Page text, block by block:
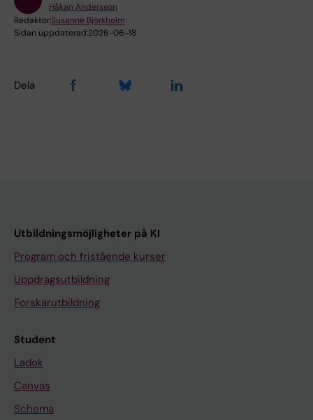
Håkan Andersson
Redaktör:Susanne Björkholm
Sidan uppdaterad:2026-06-18
Dela
Utbildningsmöjligheter på KI
Program och fristående kurser
Uppdragsutbildning
Forskarutbildning
Student
Ladok
Canvas
Schema